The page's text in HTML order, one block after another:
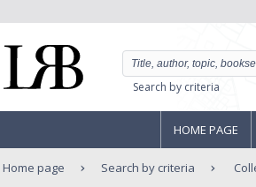
Search by criteria
HOME PAGE
Home page Search by criteria